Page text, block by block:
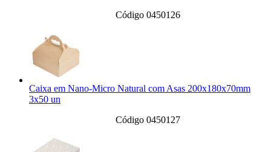
Código 0450126
Caixa em Nano-Micro Natural com Asas 200x180x70mm
3x50 un
Código 0450127